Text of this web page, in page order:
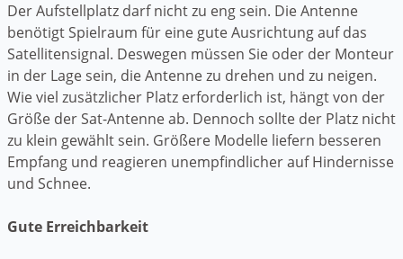
Der Aufstellplatz darf nicht zu eng sein. Die Antenne
benötigt Spielraum für eine gute Ausrichtung auf das
Satellitensignal. Deswegen müssen Sie oder der Monteur
in der Lage sein, die Antenne zu drehen und zu neigen.
Wie viel zusätzlicher Platz erforderlich ist, hängt von der
Größe der Sat-Antenne ab. Dennoch sollte der Platz nicht
zu klein gewählt sein. Größere Modelle liefern besseren
Empfang und reagieren unempfindlicher auf Hindernisse
und Schnee.
Gute Erreichbarkeit